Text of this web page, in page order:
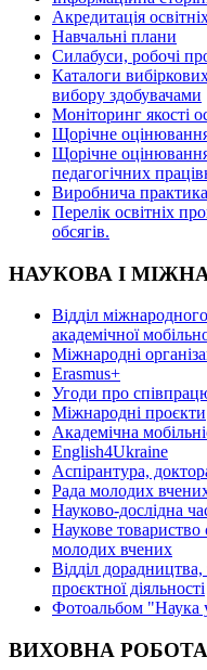
Акредитація
Навчальні плани
Силабуси, робочі
Каталоги
вибору здобувачами
Моніторинг якості
Щорічне оцінювання
Щорічне
педагогічних
Виробнича практика
Перелік освітніх
oбсягів.
НАУКОВА І
Відділ
академічної
Міжнародні
Erasmus+
Угоди про
Міжнародні проєкти
Академічна
English4Ukraine
Аспірантура,
Рада молодих
Науково-дослідна
Наукове товариство
молодих вчених
Відділ
проєктної діяльності
Фотоальбом "Наука
ВИХОВНА РОБОТА